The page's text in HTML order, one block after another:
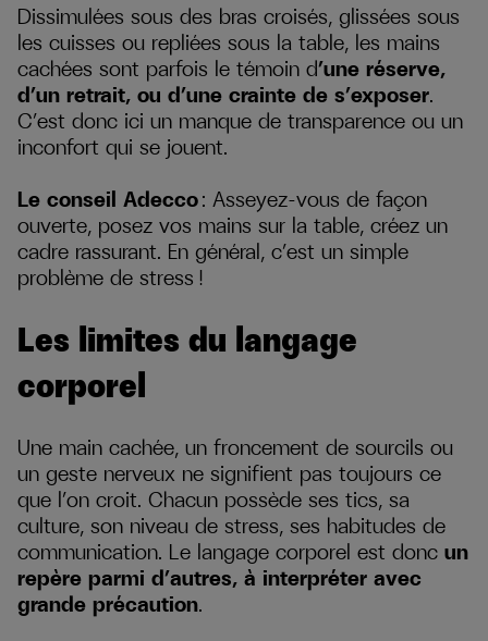
Dissimulées sous des bras croisés, glissées sous
les cuisses ou repliées sous la table, les mains
cachées sont parfois le témoin d’une réserve,
d’un retrait, ou d’une crainte de s’exposer.
C’est donc ici un manque de transparence ou un
inconfort qui se jouent.
Le conseil Adecco: Asseyez-vous de façon
ouverte, posez vos mains sur la table, créez un
cadre rassurant. En général, c’est un simple
problème de stress !
Les limites du langage
corporel
Une main cachée, un froncement de sourcils ou
un geste nerveux ne signifient pas toujours ce
que l’on croit. Chacun possède ses tics, sa
culture, son niveau de stress, ses habitudes de
communication. Le langage corporel est donc un
repère parmi d’autres, à interpréter avec
grande précaution.